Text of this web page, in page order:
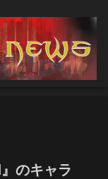
のキャラ